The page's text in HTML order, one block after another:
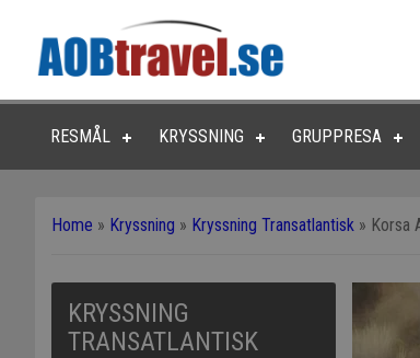
RESMÅL KRYSSNING GRUPPRESA
Home » Kryssning » Kryssning Transatlantisk » Korsa
KRYSSNING
TRANSATLANTISK